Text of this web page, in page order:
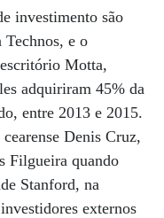
investimento são
e o
Motta,
adquiriram 45% da
entre 2013 e 2015.
Denis Cruz,
Filgueira quando
Stanford, na
externos